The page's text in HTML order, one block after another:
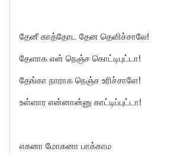
தேனீ காத்தோட தேன தெளிச்சாலே!
தேளாக என் நெஞ்ச கொட்டிபுட்டா!
தேங்கா நாராக நெஞ்ச உரிச்சாளே!
உள்ளார என்னான்னு காட்டிப்புட்டா!
எகனா மோகனா பாக்காம